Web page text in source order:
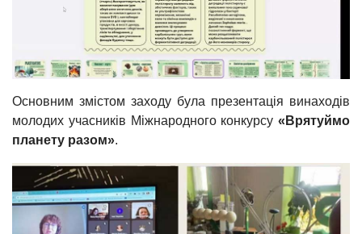
Основним змістом заходу була презентація винаходів
молодих учасників Міжнародного конкурсу «Врятуймо
планету разом».